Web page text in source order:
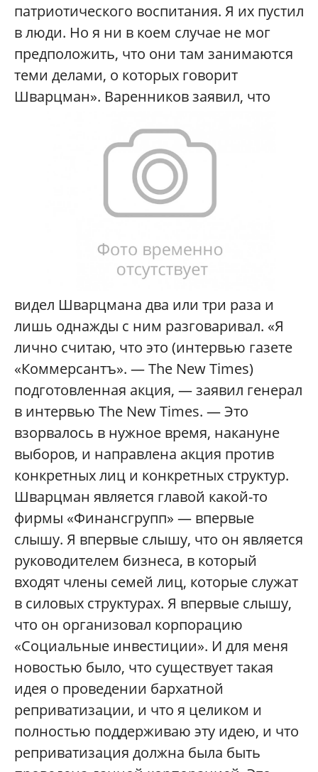
патриотического воспитания. Я их пустил
в люди. Но я ни в коем случае не мог
предположить, что они там занимаются
теми делами, о которых говорит
Шварцман». Варенников заявил, что
видел Шварцмана два или три раза и
лишь однажды с ним разговаривал. «Я
лично считаю, что это (интервью газете
«Коммерсантъ». — The New Times)
подготовленная акция, — заявил генерал
в интервью The New Times. — Это
взорвалось в нужное время, накануне
выборов, и направлена акция против
конкретных лиц и конкретных структур.
Шварцман является главой какой-то
фирмы «Финансгрупп» — впервые
слышу. Я впервые слышу, что он является
руководителем бизнеса, в который
входят члены семей лиц, которые служат
в силовых структурах. Я впервые слышу,
что он организовал корпорацию
«Социальные инвестиции». И для меня
новостью было, что существует такая
идея о проведении бархатной
реприватизации, и что я целиком и
полностью поддерживаю эту идею, и что
реприватизация должна была быть